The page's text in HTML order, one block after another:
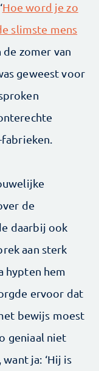
Hoe word je zo
slimste mens
de zomer van
geweest voor
fabrieken.
de
daarbij ook
aan sterk
hypten hem
ervoor dat
bewijs moest
geniaal niet
ja: ‘Hij is